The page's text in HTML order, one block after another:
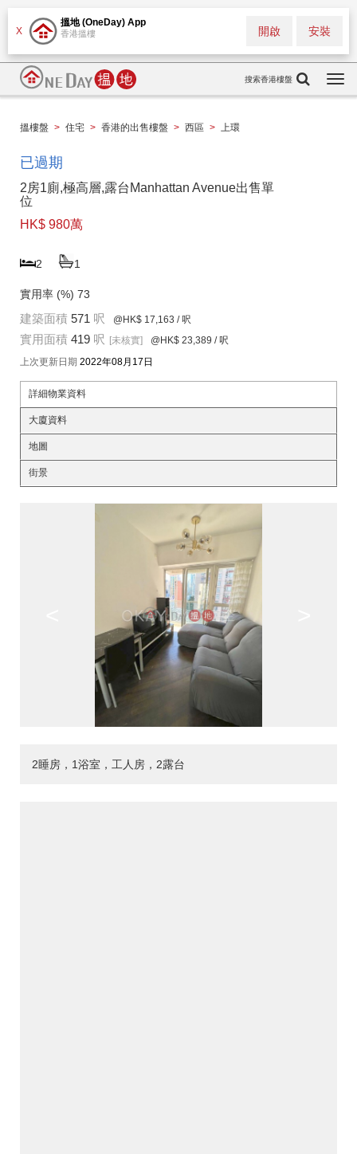
X
搵地 (OneDay) App
香港搵樓 安裝
開啟
搜索香港樓盤
搵樓盤 > 住宅 > 香港的出售樓盤 > 西區 > 上環
已過期
2房1廁,極高層,露台Manhattan Avenue出售單
位
HK$ 980萬
2 1
實用率 (%) 73
建築面積 571 呎 @HK$ 17,163 / 呎
實用面積 419 呎 [未核實] @HK$ 23,389 / 呎
上次更新日期 2022年08月17日
詳細物業資料
大廈資料
地圖
街景
2睡房，1浴室，工人房，2露台